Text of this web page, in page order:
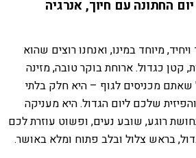
החתונה עם חיוך, אנרגיה
מיוחד במינו, ואנחנו רוצים שהוא
קטן כגדול. ארוחת בוקר טובה, מזינה
שאתם מכניסים לגוף – היא חלק בלתי
שלכם ליום הגדול. היא מעניקה
רוגע, שובע נעים, ופשוט עוזרת לכם
בראש צלול ובלב פתוח ומלא באושר.